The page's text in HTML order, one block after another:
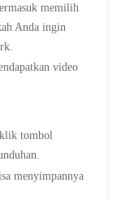
memilih
Anda ingin
video
tombol
menyimpannya